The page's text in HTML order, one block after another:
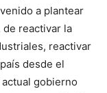
a plantear
reactivar la
reactivar
desde el
gobierno